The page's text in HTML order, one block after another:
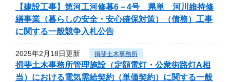
【建設工事】第河工河修暮6－4号 県単 河川維持修
繕事業（暮らしの安全・安心確保対策）（債務）工事
に関する一般競争入札公告
2025年2月18日更新 揖斐土木事務所
揖斐土木事務所管理施設（定額電灯・公衆街路灯A相
当）における電気需給契約（単価契約）に関する一般